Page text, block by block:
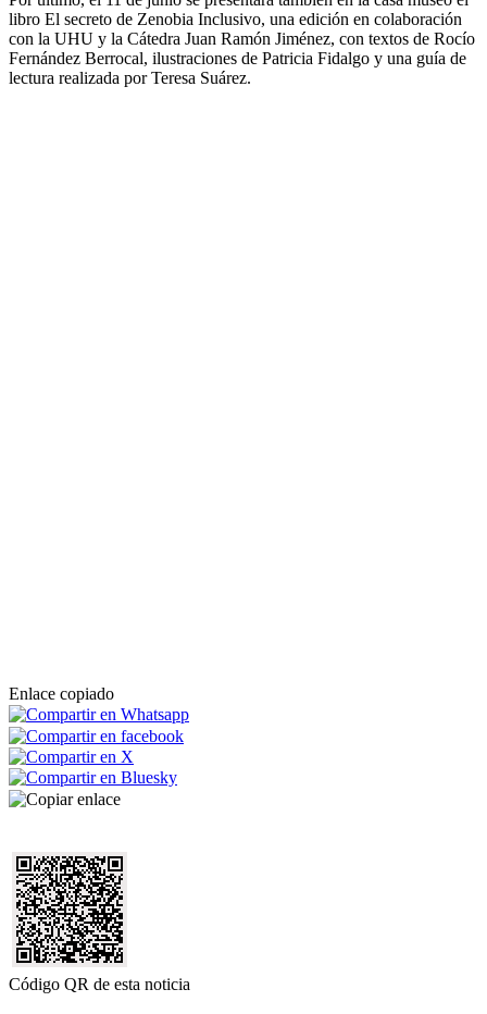
libro El secreto de Zenobia Inclusivo, una edición en colaboración
con la UHU y la Cátedra Juan Ramón Jiménez, con textos de Rocío
Fernández Berrocal, ilustraciones de Patricia Fidalgo y una guía de
lectura realizada por Teresa Suárez.
Enlace copiado
Código QR de esta noticia